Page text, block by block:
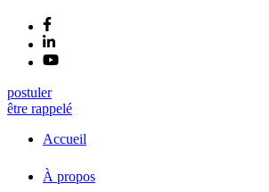
postuler
être rappelé
Accueil
À propos